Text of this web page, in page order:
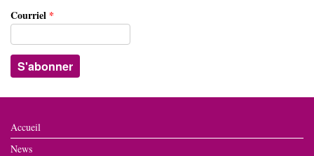
Courriel *
Accueil
News